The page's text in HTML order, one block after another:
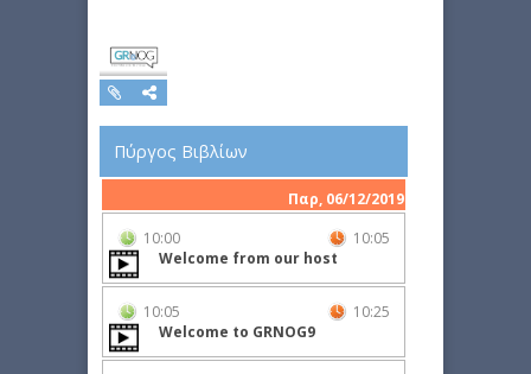
Πύργος Βιβλίων
Παρ, 06/12/2019
10:00
10:05
Welcome from our host
10:05
10:25
Welcome to GRNOG9